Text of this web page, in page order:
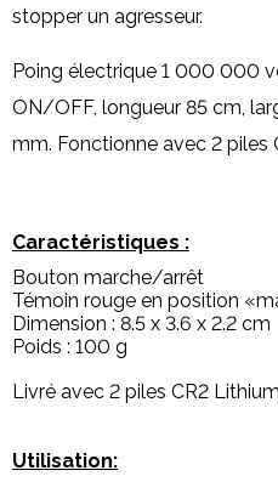
stopper un agresseur.
Poing électrique 1 000 000
ON/OFF, longueur 85 cm,
mm. Fonctionne avec 2 piles
Caractéristiques :
Bouton marche/arrêt
Témoin rouge en position
Dimension : 8.5 x 3.6 x 2.2 cm
Poids : 100 g
Livré avec 2 piles CR2 Lithium
Utilisation: